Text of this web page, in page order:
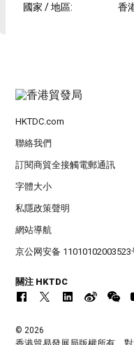
國家 / 地區: 香
HKTDC.com
聯絡我們
訂閱商貿全接觸電郵通訊
字體大小
私隱政策聲明
網站導航
京公网安备 11010102003523
關注 HKTDC
© 2026